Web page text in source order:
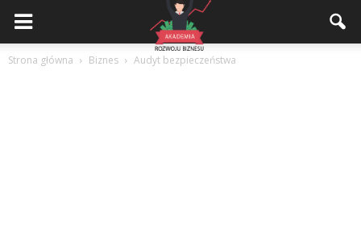
Akademiarozwojubiznesu.pl
Strona główna Biznes Audyt bezpieczeństwa